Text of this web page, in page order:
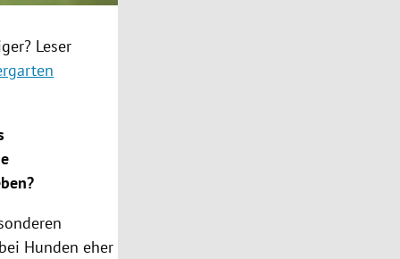
Leser
Hunden eher